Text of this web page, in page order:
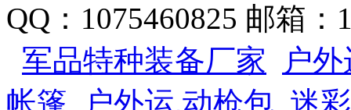
QQ：1075460825 邮箱：
军品特种装备厂家
户
帐篷
户外运,动枪包 迷